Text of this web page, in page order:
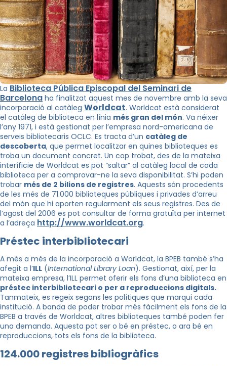
La Biblioteca Pública Episcopal del Seminari de
Barcelona ha finalitzat aquest mes de novembre amb la seva
incorporació al catàleg Worldcat. Worldcat està considerat
el catàleg de biblioteca en línia més gran del món. Va néixer
l’any 1971, i està gestionat per l’empresa nord-americana de
serveis bibliotecaris OCLC. Es tracta d’un catàleg de
descoberta, que permet localitzar en quines biblioteques es
troba un document concret. Un cop trobat, des de la mateixa
interíficie de Worldcat es pot “saltar” al catàleg local de cada
biblioteca per a comprovar-ne la seva disponibilitat. S’hi poden
trobar més de 2 bilions de registres. Aquests són procedents
de les més de 71.000 biblioteques públiques i privades d’arreu
del món que hi aporten regularment els seus registres. Des de
l’agost del 2006 es pot consultar de forma gratuïta per internet
a l’adreça http://www.worldcat.org.
Préstec interbibliotecari
A més a més de la incorporació a Worldcat, la BPEB també s’ha
afegit a l’ILL (International Library Loan). Gestionat, així, per la
mateixa empresa, l’ILL permet oferir els fons d’una biblioteca en
préstec interbibliotecari o per a reproduccions digitals.
Tanmateix, es regeix segons les polítiques que marqui cada
institució. A banda de poder trobar més fàcilment els fons de la
BPEB a través de Worldcat, altres biblioteques també poden fer
una demanda. Aquesta pot ser o bé en préstec, o ara bé en
reproduccions, tots els fons de la biblioteca.
124.000 registres bibliogràfics